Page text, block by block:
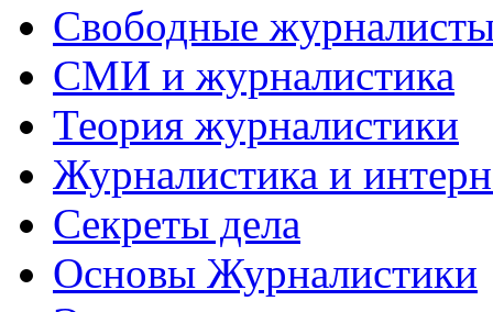
Свободные
СМИ и журналистика
Теория журналистики
Журналистика и
Секреты дела
Основы Журналистики